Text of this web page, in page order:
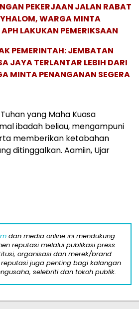
PEKERJAAN JALAN RABAT
WARGA MINTA
LAKUKAN PEMERIKSAAN
PEMERINTAH: JEMBATAN
JAYA TERLANTAR LEBIH DARI
MINTA PENANGANAN SEGERA
yang Maha Kuasa
ibadah beliau, mengampuni
memberikan ketabahan
ditinggalkan. Aamiin, Ujar
dan media online ini mendukung
reputasi melalui publikasi press
organisasi dan merek/brand
juga penting bagi kalangan
selebriti dan tokoh publik.